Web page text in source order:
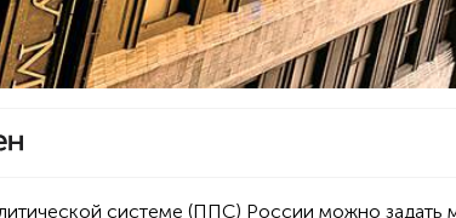
системе (ППС) России можно задать